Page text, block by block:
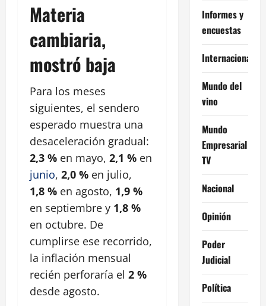
Materia
cambiaria,
mostró baja
Para los meses
siguientes, el sendero
esperado muestra una
desaceleración gradual:
2,3 % en mayo, 2,1 % en
junio, 2,0 % en julio,
1,8 % en agosto, 1,9 %
en septiembre y 1,8 %
en octubre. De
cumplirse ese recorrido,
la inflación mensual
recién perforaría el 2 %
desde agosto.
Informes y
encuestas
Internacional
Mundo del
vino
Mundo
Empresarial
TV
Nacional
Opinión
Poder
Judicial
Política